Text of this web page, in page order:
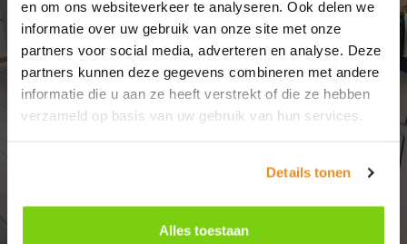
en om ons websiteverkeer te analyseren. Ook delen we
informatie over uw gebruik van onze site met onze
partners voor social media, adverteren en analyse. Deze
partners kunnen deze gegevens combineren met andere
informatie die u aan ze heeft verstrekt of die ze hebben
verzameld op basis van uw gebruik van hun services.
Details tonen
Alles toestaan